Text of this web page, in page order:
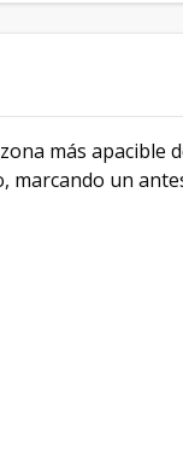
más apacible
un